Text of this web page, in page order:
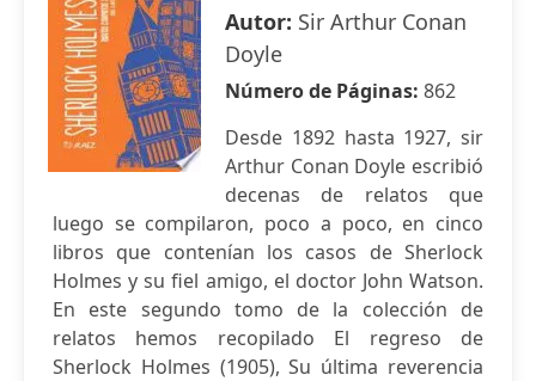
Autor: Sir Arthur Conan
Doyle
Número de Páginas: 862
Desde 1892 hasta 1927, sir
Arthur Conan Doyle escribió
decenas de relatos que
luego se compilaron, poco a poco, en cinco
libros que contenían los casos de Sherlock
Holmes y su fiel amigo, el doctor John Watson.
En este segundo tomo de la colección de
relatos hemos recopilado El regreso de
Sherlock Holmes (1905), Su última reverencia